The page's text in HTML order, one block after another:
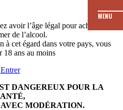
avoir l’âge légal pour acheter et
de l’alcool.
à cet égard dans votre pays, vous
18 ans au moins
Entrer
DANGEREUX POUR LA
MODÉRATION.
MENU